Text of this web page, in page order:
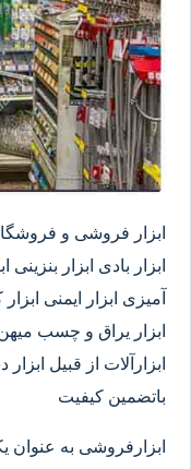
ابزار فروشی و
ابزار بادی ابزار
آمیزی ابزار ایمنی
ابزار یراق و چسب
ابزارآلات از قبیل
باتضمین کیفیت
ابزارفروشی به عنوان